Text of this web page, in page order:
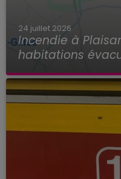
24 juillet 2026
Incendie à
habitations